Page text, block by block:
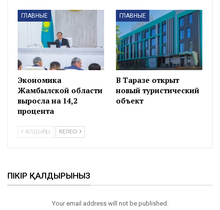
ГЛАВНЫЕ
Экономика
Жамбылской области
выросла на 14,2
процента
ГЛАВНЫЕ
В Таразе открыт
новый туристический
объект
АЛДЫҢҒЫ КЕЛЕСІ
ПІКІР ҚАЛДЫРЫНЫЗ
Your email address will not be published.